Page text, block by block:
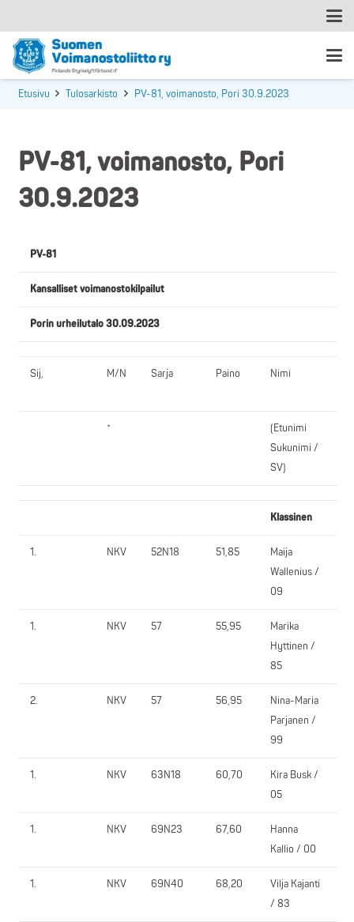
Etusivu Tulosarkisto PV-81, voimanosto, Pori 30.9.2023
PV-81, voimanosto, Pori
30.9.2023
PV-81
Kansalliset voimanostokilpailut
Porin urheilutalo 30.09.2023
Sij, M/N Sarja Paino Nimi
*
(Etunimi
Sukunimi /
SV)
Klassinen
1. NKV 52N18 51,85
Maija
Wallenius /
09
1. NKV 57 55,95
Marika
Hyttinen /
85
2. NKV 57 56,95
Nina-Maria
Parjanen /
99
1. NKV 63N18 60,70
Kira Busk /
05
1. NKV 69N23 67,60
Hanna
Kallio / 00
1. NKV 69N40 68,20
Vilja Kajanti
/ 83